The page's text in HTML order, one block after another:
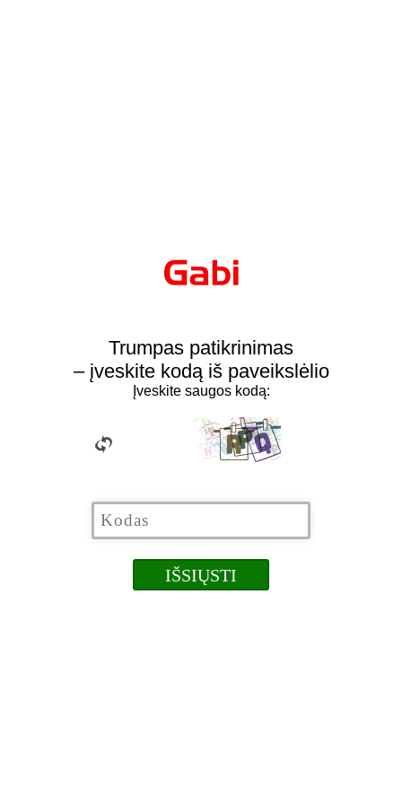
Trumpas patikrinimas
– įveskite kodą iš paveikslėlio
Įveskite saugos kodą: